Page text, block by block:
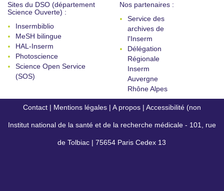
Sites du DSO (département
Science Ouverte) :
Insermbiblio
MeSH bilingue
HAL-Inserm
Photoscience
Science Open Service
(SOS)
Nos partenaires :
Service des
archives de
l'Inserm
Délégation
Régionale
Inserm
Auvergne
Rhône Alpes
Contact | Mentions légales | A propos | Accessibilité (non
conforme)
Institut national de la santé et de la recherche médicale - 101, rue
de Tolbiac | 75654 Paris Cedex 13